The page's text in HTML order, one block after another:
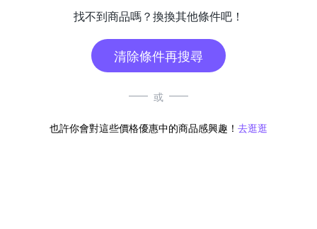
找不到商品嗎？換換其他條件吧！
清除條件再搜尋
或
也許你會對這些價格優惠中的商品感興趣！ 去逛逛